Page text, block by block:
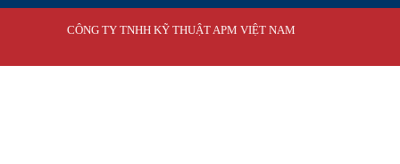
CÔNG TY TNHH KỸ THUẬT APM VIỆT NAM